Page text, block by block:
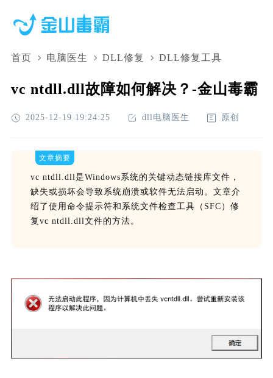
首页 电脑医生 DLL修复 DLL修复工具
vc ntdll.dll故障如何解决？-金山毒霸
2025-12-19 19:24:25 dll电脑医生 原创
文章摘要
vc ntdll.dll是Windows系统的关键动态链接库文件，
缺失或损坏会导致系统崩溃或软件无法启动。文章介
绍了使用命令提示符和系统文件检查工具（SFC）修
复vc ntdll.dll文件的方法。